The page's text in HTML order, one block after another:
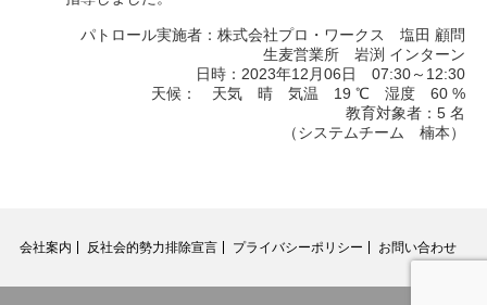
パトロール実施者：株式会社プロ・ワークス 塩田 顧問
生麦営業所 岩渕 インターン
日時：2023年12月06日 07:30～12:30
天候： 天気 晴 気温 19 ℃ 湿度 60 %
教育対象者：5 名
（システムチーム 楠本）
会社案内 反社会的勢力排除宣言 プライバシーポリシー お問い合わせ